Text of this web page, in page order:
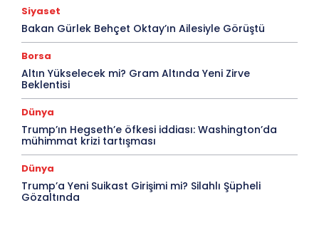
Siyaset
Bakan Gürlek Behçet Oktay’ın Ailesiyle Görüştü
Borsa
Altın Yükselecek mi? Gram Altında Yeni Zirve
Beklentisi
Dünya
Trump’ın Hegseth’e öfkesi iddiası: Washington’da
mühimmat krizi tartışması
Dünya
Trump’a Yeni Suikast Girişimi mi? Silahlı Şüpheli
Gözaltında